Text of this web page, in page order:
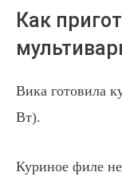
Как
Вика готовила
Вт).
Куриное филе